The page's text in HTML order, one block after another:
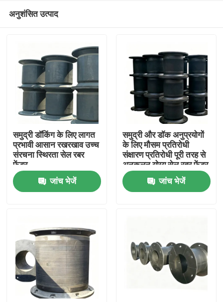
उत्पाद
वीडियो
अनुशंसित उत्पाद
समुद्री डॉकिंग के लिए लागत
प्रभावी आसान रखरखाव उच्च
संरचना स्थिरता सेल रबर
फेंडर
जांच भेजें
समुद्री और डॉक अनुप्रयोगों
के लिए मौसम प्रतिरोधी
संक्षारण प्रतिरोधी पूरी तरह से
अनुकूलन योग्य सेल रबर फेंडर
जांच भेजें